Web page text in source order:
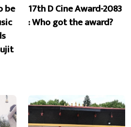
be
17th D Cine Award-2083
: Who got the award?